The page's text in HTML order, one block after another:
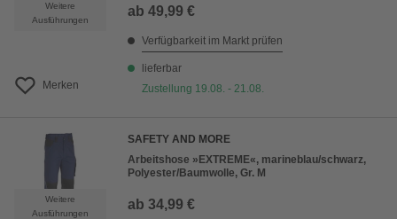
Weitere
Ausführungen
Merken
ab 49,99 €
Verfügbarkeit im Markt prüfen
lieferbar
Zustellung 19.08. - 21.08.
Weitere
Ausführungen
SAFETY AND MORE
Arbeitshose »EXTREME«, marineblau/schwarz,
Polyester/Baumwolle, Gr. M
ab 34,99 €